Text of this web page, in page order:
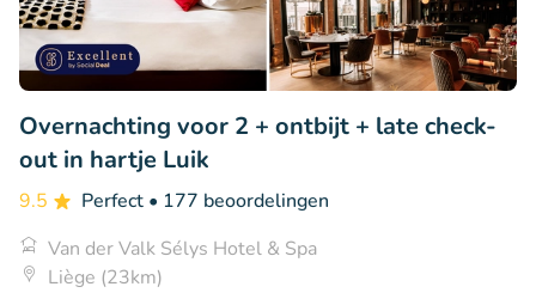
Overnachting voor 2 + ontbijt + late check-
out in hartje Luik
9.5 Perfect • 177 beoordelingen
Van der Valk Sélys Hotel & Spa
Liège (23km)